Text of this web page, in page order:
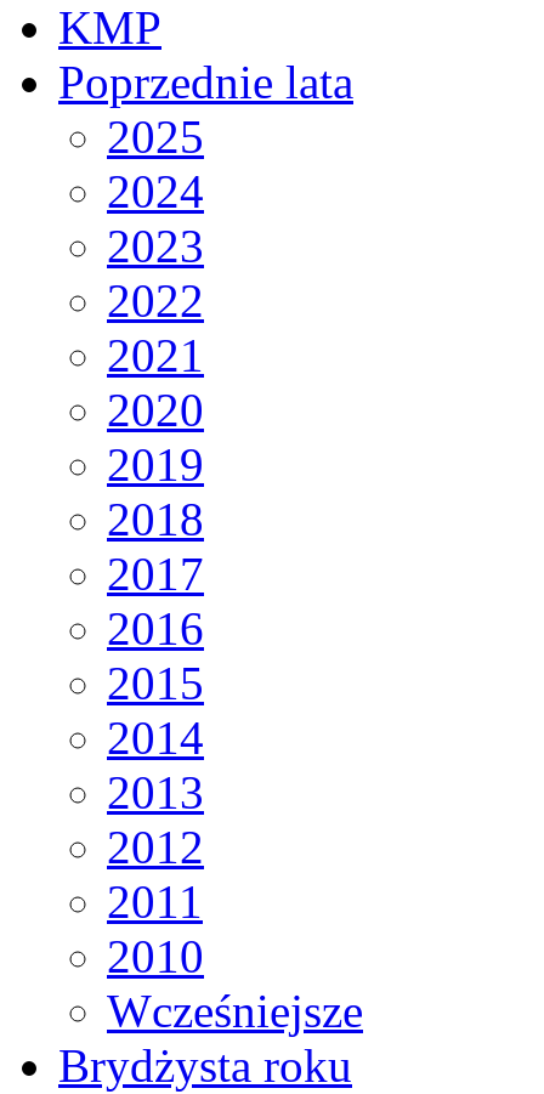
KMP
Poprzednie lata
2025
2024
2023
2022
2021
2020
2019
2018
2017
2016
2015
2014
2013
2012
2011
2010
Wcześniejsze
Brydżysta roku